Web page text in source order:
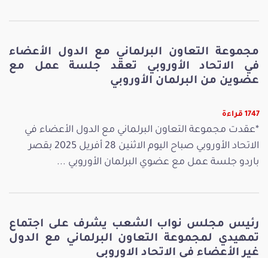
مجموعة التعاون البرلماني مع الدول الأعضاء
في الاتحاد الأوروبي تعقد جلسة عمل مع
عضوين من البرلمان الأوروبي
1747 قراءة
*عقدت مجموعة التعاون البرلماني مع الدول الأعضاء في
الاتحاد الأوروبي صباح اليوم الاثنين 28 أفريل 2025 بقصر
باردو جلسة عمل مع عضوي البرلمان الأوروبي ...
رئيس مجلس نواب الشعب يشرف على اجتماع
تمهيدي لمجموعة التعاون البرلماني مع الدول
غير الأعضاء في الاتحاد الاوروبي